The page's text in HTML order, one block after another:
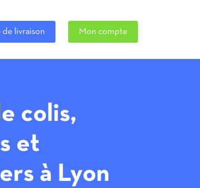
de livraison Mon compte
colis,
et
à Lyon